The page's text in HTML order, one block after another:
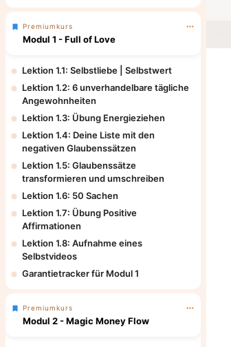
Premiumkurs
Modul 1 - Full of Love
Lektion 1.1: Selbstliebe | Selbstwert
Lektion 1.2: 6 unverhandelbare tägliche
Angewohnheiten
Lektion 1.3: Übung Energieziehen
Lektion 1.4: Deine Liste mit den
negativen Glaubenssätzen
Lektion 1.5: Glaubenssätze
transformieren und umschreiben
Lektion 1.6: 50 Sachen
Lektion 1.7: Übung Positive
Affirmationen
Lektion 1.8: Aufnahme eines
Selbstvideos
Garantietracker für Modul 1
Premiumkurs
Modul 2 - Magic Money Flow